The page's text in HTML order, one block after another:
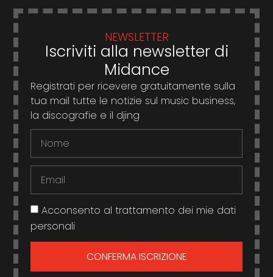
NEWSLETTER
Iscriviti alla newsletter di
Midance
Registrati per ricevere gratuitamente sulla
tua mail tutte le notizie sul music business,
la discografie e il djing
Acconsento al trattamento dei mie dati
personali
CONFERMA ISCRIZIONE